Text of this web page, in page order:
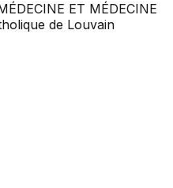
ET MÉDECINE
de Louvain